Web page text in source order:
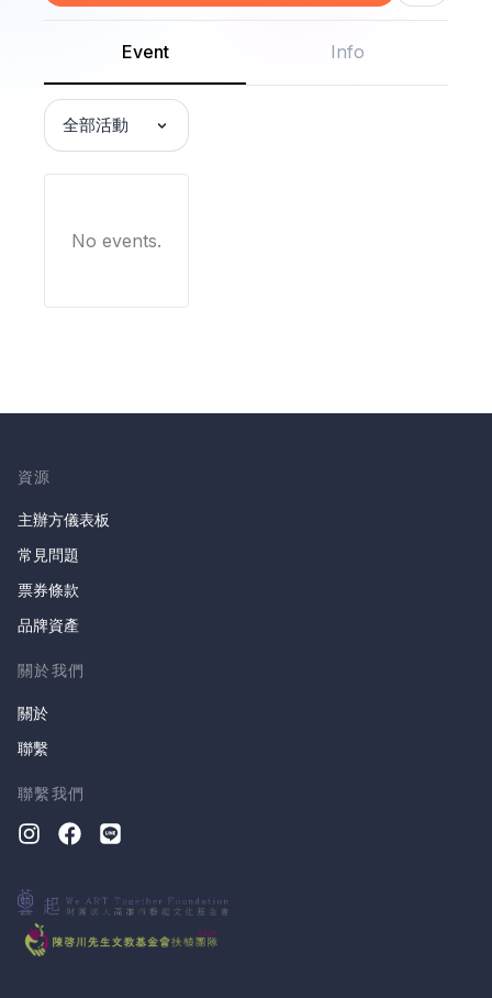
Event Info
全部活動
No events.
資源
主辦方儀表板
常見問題
票券條款
品牌資產
關於我們
關於
聯繫
聯繫我們